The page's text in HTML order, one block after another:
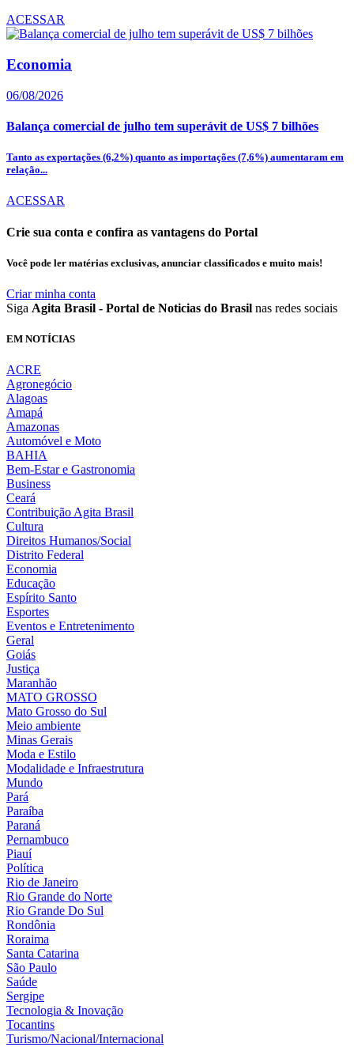
ACESSAR
Economia
06/08/2026
Balança comercial de julho tem superávit de US$ 7 bilhões
Tanto as exportações (6,2%) quanto as importações (7,6%) aumentaram em
relação...
ACESSAR
Crie sua conta e confira as vantagens do Portal
Você pode ler matérias exclusivas, anunciar classificados e muito mais!
Criar minha conta
Siga Agita Brasil - Portal de Noticias do Brasil nas redes sociais
EM NOTÍCIAS
ACRE
Agronegócio
Alagoas
Amapá
Amazonas
Automóvel e Moto
BAHIA
Bem-Estar e Gastronomia
Business
Ceará
Contribuição Agita Brasil
Cultura
Direitos Humanos/Social
Distrito Federal
Economia
Educação
Espírito Santo
Esportes
Eventos e Entretenimento
Geral
Goiás
Justiça
Maranhão
MATO GROSSO
Mato Grosso do Sul
Meio ambiente
Minas Gerais
Moda e Estilo
Modalidade e Infraestrutura
Mundo
Pará
Paraíba
Paraná
Pernambuco
Piauí
Política
Rio de Janeiro
Rio Grande do Norte
Rio Grande Do Sul
Rondônia
Roraima
Santa Catarina
São Paulo
Saúde
Sergipe
Tecnologia & Inovação
Tocantins
Turismo/Nacional/Internacional